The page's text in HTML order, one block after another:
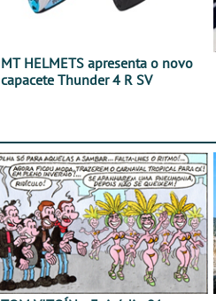
MT HELMETS apresenta o novo
capacete Thunder 4 R SV